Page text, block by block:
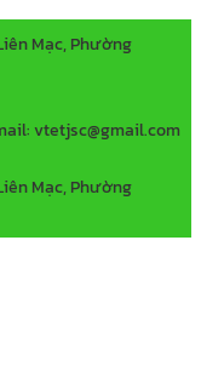
Mạc, Phường
vtetjsc@gmail.com
Mạc, Phường